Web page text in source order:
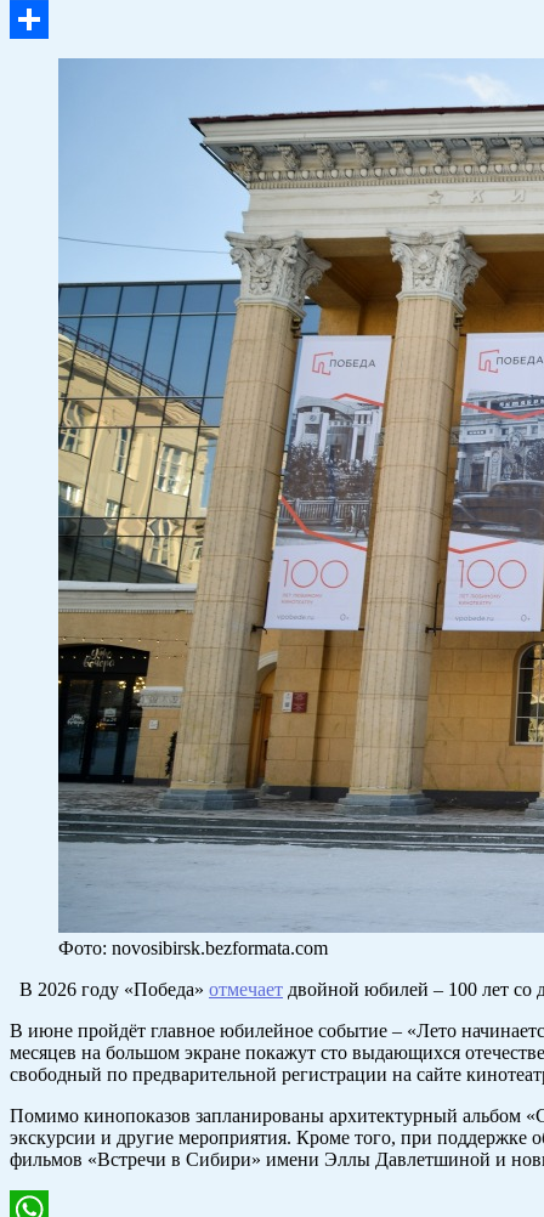
Email
Отправить
Фото: novosibirsk.bezformata.com
В 2026 году «Победа» отмечает двойной юбилей – 100 лет со
В июне пройдёт главное юбилейное событие – «Лето
месяцев на большом экране покажут сто выдающихся
свободный по предварительной регистрации на сайте
Помимо кинопоказов запланированы архитектурный альбом
экскурсии и другие мероприятия. Кроме того, при
фильмов «Встречи в Сибири» имени Эллы Давлетшиной и